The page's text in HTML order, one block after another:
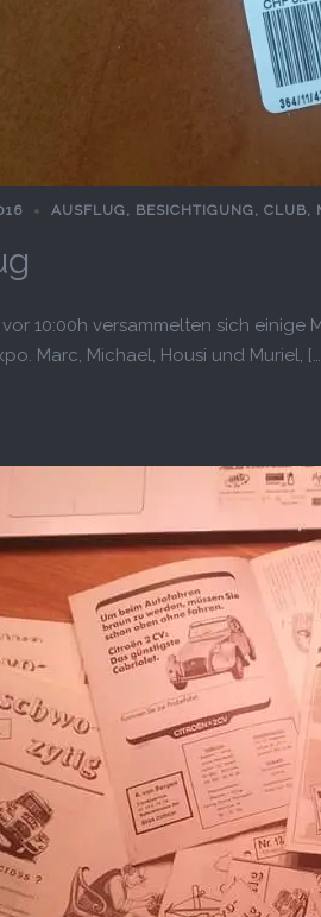
AUSFLUG, BESICHTIGUNG, CLUB,
vor 10:00h versammelten sich
Marc, Michael, Housi und Muriel,